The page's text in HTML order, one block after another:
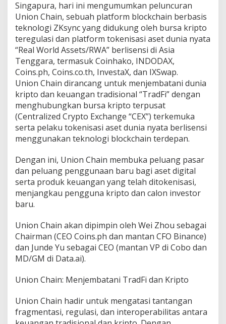
c
u
k
a
n
Z
C
h
a
i
n
M
e
g
h
b
u
k
a
n
B
s
r
i
Singapura, hari ini mengumumkan peluncuran
Union Chain, sebuah platform blockchain berbasis
teknologi ZKsync yang didukung oleh bursa kripto
teregulasi dan platform tokenisasi aset dunia nyata
“Real World Assets/RWA” berlisensi di Asia
Tenggara, termasuk Coinhako, INDODAX,
Coins.ph, Coins.co.th, InvestaX, dan IXSwap.
Union Chain dirancang untuk menjembatani dunia
kripto dan keuangan tradisional “TradFi” dengan
menghubungkan bursa kripto terpusat
(Centralized Crypto Exchange “CEX”) terkemuka
serta pelaku tokenisasi aset dunia nyata berlisensi
menggunakan teknologi blockchain terdepan.
Dengan ini, Union Chain membuka peluang pasar
dan peluang penggunaan baru bagi aset digital
serta produk keuangan yang telah ditokenisasi,
menjangkau pengguna kripto dan calon investor
baru.
Union Chain akan dipimpin oleh Wei Zhou sebagai
Chairman (CEO Coins.ph dan mantan CFO Binance)
dan Junde Yu sebagai CEO (mantan VP di Cobo dan
MD/GM di Data.ai).
Union Chain: Menjembatani TradFi dan Kripto
Union Chain hadir untuk mengatasi tantangan
fragmentasi, regulasi, dan interoperabilitas antara